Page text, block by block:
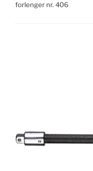
forlenger nr. 406